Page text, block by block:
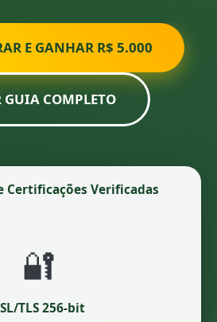
E GANHAR R$ 5.000
GUIA COMPLETO
Certificações Verificadas
🔐
TLS 256-bit